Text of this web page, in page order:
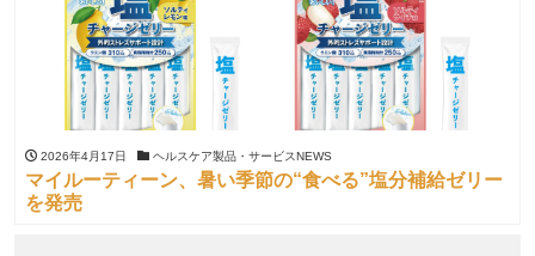
2026年4月17日 ヘルスケア製品・サービスNEWS
マイルーティーン、暑い季節の“食べる”塩分補給ゼリー
を発売